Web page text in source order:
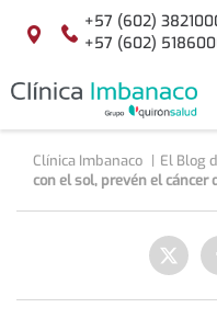
Localización
+57 (602)
+57 (602)
Clínica Imbanaco El Blog
con el sol, prevén el cáncer
a